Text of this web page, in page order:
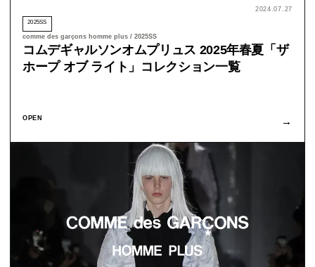
2024.07.27
2025SS
comme des garçons homme plus / 2025SS
コムデギャルソンオムプリュス 2025年春夏「ザ
ホープ オブ ライト」コレクション一覧
OPEN →